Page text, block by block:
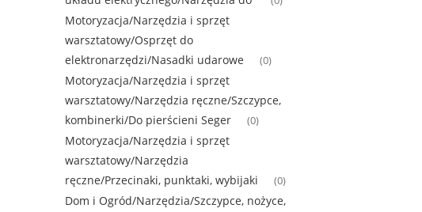
Motoryzacja/Narzędzia i sprzęt
warsztatowy/Osprzęt do
elektronarzędzi/Nasadki udarowe
(0)
Motoryzacja/Narzędzia i sprzęt
warsztatowy/Narzędzia ręczne/Szczypce,
kombinerki/Do pierścieni Seger
(0)
Motoryzacja/Narzędzia i sprzęt
warsztatowy/Narzędzia
ręczne/Przecinaki, punktaki, wybijaki
(0)
Dom i Ogród/Narzędzia/Szczypce, nożyce,